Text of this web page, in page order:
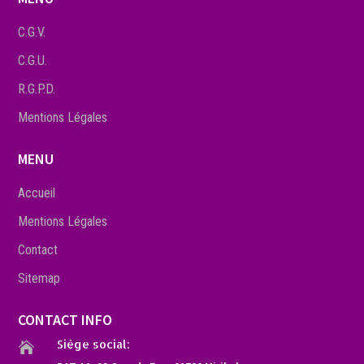
C.G.V.
C.G.U.
R.G.P.D.
Mentions Légales
MENU
Accueil
Mentions Légales
Contact
Sitemap
CONTACT INFO
 Siège social: